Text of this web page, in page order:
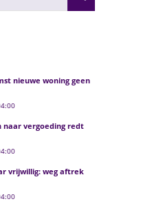
nieuwe woning geen
naar vergoeding redt
vrijwillig: weg aftrek